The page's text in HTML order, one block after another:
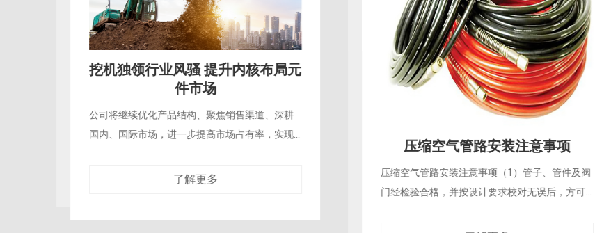
挖机独领行业风骚 提升内核布局元
件市场
公司将继续优化产品结构、聚焦销售渠道、深耕
国内、国际市场，进一步提高市场占有率，实现...
了解更多
压缩空气管路安装注意事项
压缩空气管路安装注意事项（1）管子、管件及阀
门经检验合格，并按设计要求校对无误后，方可